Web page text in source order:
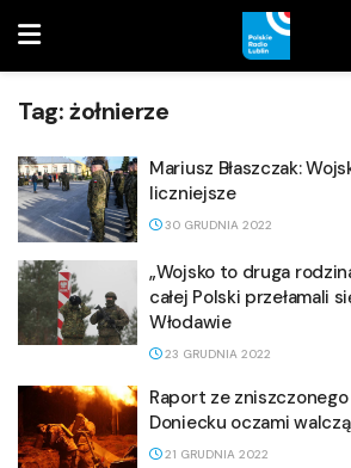
Tag:żołnierze
Mariusz Błaszczak:
liczniejsze
30 GRUDNIA 2022
„Wojsko to druga
całej Polski przełamali
Włodawie
23 GRUDNIA 2022
Raport ze
Doniecku oczami
21 GRUDNIA 2022